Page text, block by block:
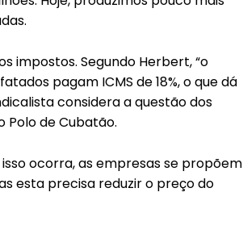
impostos. Segundo Herbert, “o
pagam ICMS de 18%, o que dá
considera a questão dos
de Cubatão.
ocorra, as empresas se propõem
esta precisa reduzir o preço do